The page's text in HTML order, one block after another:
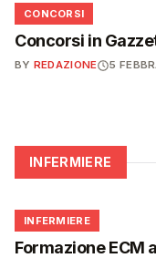
📋
CONCORSI
Concorsi in
BY REDAZIONE 5
INFERMIERE
🩺
INFERMIERE
Formazione ECM